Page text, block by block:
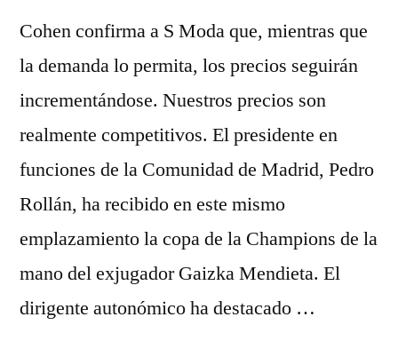
Cohen confirma a S Moda que, mientras que
la demanda lo permita, los precios seguirán
incrementándose. Nuestros precios son
realmente competitivos. El presidente en
funciones de la Comunidad de Madrid, Pedro
Rollán, ha recibido en este mismo
emplazamiento la copa de la Champions de la
mano del exjugador Gaizka Mendieta. El
dirigente autonómico ha destacado …